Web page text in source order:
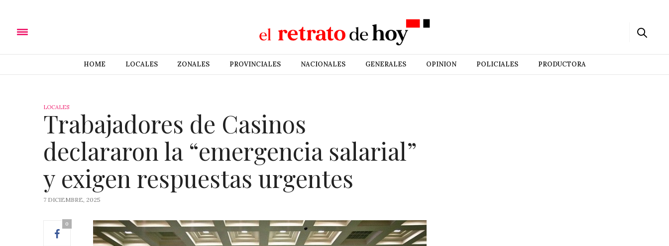
HOME LOCALES ZONALES PROVINCIALES NACIONALES GENERALES OPINION POLICIALES PRODUCTORA
LOCALES
Trabajadores de Casinos
declararon la “emergencia salarial”
y exigen respuestas urgentes
7 DICIEMBRE, 2025
0